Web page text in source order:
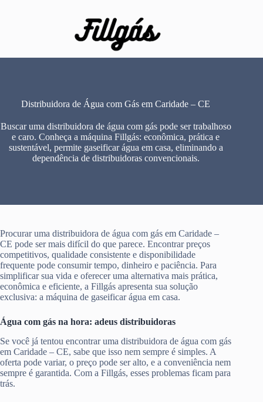
Distribuidora de Água com Gás em Caridade – CE
Buscar uma distribuidora de água com gás pode ser trabalhoso
e caro. Conheça a máquina Fillgás: econômica, prática e
sustentável, permite gaseificar água em casa, eliminando a
dependência de distribuidoras convencionais.
Procurar uma distribuidora de água com gás em Caridade –
CE pode ser mais difícil do que parece. Encontrar preços
competitivos, qualidade consistente e disponibilidade
frequente pode consumir tempo, dinheiro e paciência. Para
simplificar sua vida e oferecer uma alternativa mais prática,
econômica e eficiente, a Fillgás apresenta sua solução
exclusiva: a máquina de gaseificar água em casa.
Água com gás na hora: adeus distribuidoras
Se você já tentou encontrar uma distribuidora de água com gás
em Caridade – CE, sabe que isso nem sempre é simples. A
oferta pode variar, o preço pode ser alto, e a conveniência nem
sempre é garantida. Com a Fillgás, esses problemas ficam para
trás.